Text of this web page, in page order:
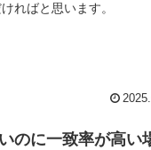
ればと思います。
のに一致率が高い